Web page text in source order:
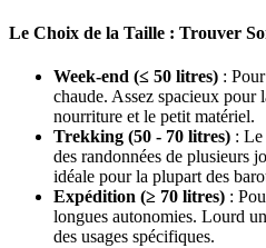
Le Choix de la Taille : Trouver
Week-end (≤ 50 litres) :
chaude. Assez spacieux pour
nourriture et le petit matériel.
Trekking (50 - 70 litres) :
des randonnées de plusieurs
idéale pour la plupart des
Expédition (≥ 70 litres) :
longues autonomies. Lourd
des usages spécifiques.